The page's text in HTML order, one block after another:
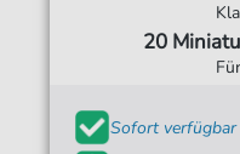
20
Sofort verfügbar